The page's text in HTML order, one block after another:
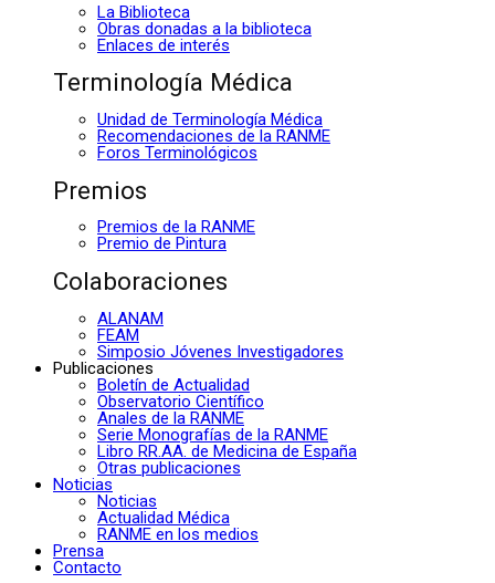
La Biblioteca
Obras donadas a la biblioteca
Enlaces de interés
Terminología Médica
Unidad de Terminología Médica
Recomendaciones de la RANME
Foros Terminológicos
Premios
Premios de la RANME
Premio de Pintura
Colaboraciones
ALANAM
FEAM
Simposio Jóvenes Investigadores
Publicaciones
Boletín de Actualidad
Observatorio Científico
Anales de la RANME
Serie Monografías de la RANME
Libro RR.AA. de Medicina de España
Otras publicaciones
Noticias
Noticias
Actualidad Médica
RANME en los medios
Prensa
Contacto